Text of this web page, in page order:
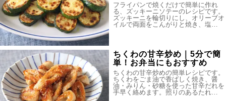
フライパンで焼くだけで簡単に作れ
る、ズッキーニソテーのレシピです。
ズッキーニを輪切りにし、オリーブオ
イルで両面をこんがりと焼き、塩…
ちくわの甘辛炒め｜5分で簡
単！お弁当にもおすすめ
ちくわの甘辛炒めの簡単レシピです。
ちくわをごま油で香ばしく焼き、醤
油・みりん・砂糖を使った甘辛だれを
手早く絡めます。照りのあるたれ…